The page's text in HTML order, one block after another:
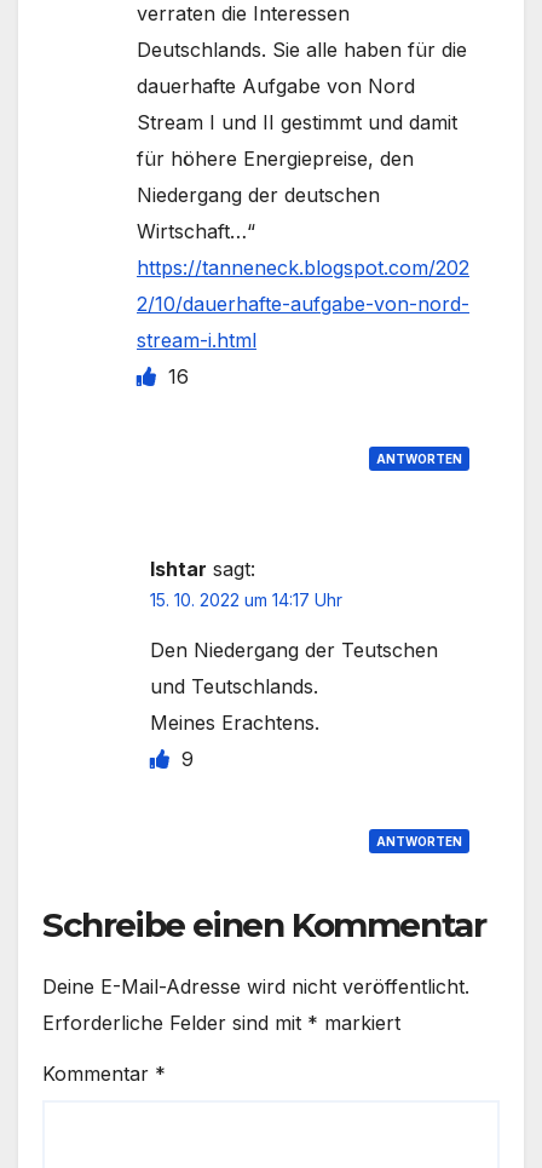
verraten die Interessen
Deutschlands. Sie alle haben für die
dauerhafte Aufgabe von Nord
Stream I und II gestimmt und damit
für höhere Energiepreise, den
Niedergang der deutschen
Wirtschaft…“
https://tanneneck.blogspot.com/202
2/10/dauerhafte-aufgabe-von-nord-
stream-i.html
16
ANTWORTEN
Ishtar sagt:
15. 10. 2022 um 14:17 Uhr
Den Niedergang der Teutschen
und Teutschlands.
Meines Erachtens.
9
ANTWORTEN
Schreibe einen Kommentar
Deine E-Mail-Adresse wird nicht veröffentlicht.
Erforderliche Felder sind mit * markiert
Kommentar *